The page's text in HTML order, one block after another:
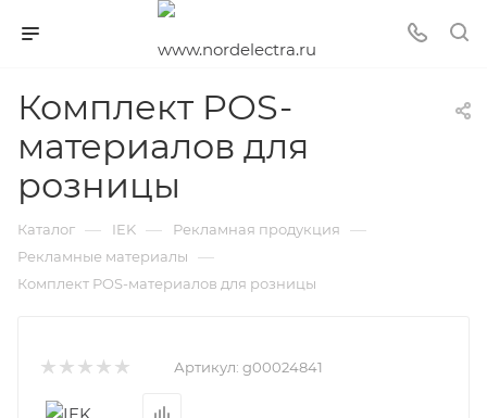
Комплект POS-
материалов для
розницы
Каталог — IEK — Рекламная продукция —
Рекламные материалы —
Комплект POS-материалов для розницы
Артикул: g00024841